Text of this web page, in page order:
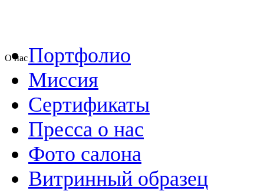
О насПортфолио
Миссия
Сертификаты
Пресса о нас
Фото салона
Витринный образец